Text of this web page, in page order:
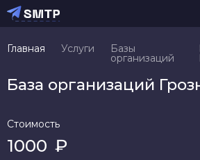
Главная Услуги Базы
организаций
База организаций
Стоимость
1000 ₽